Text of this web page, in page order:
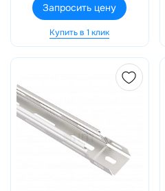
Запросить цену
Купить в 1 клик